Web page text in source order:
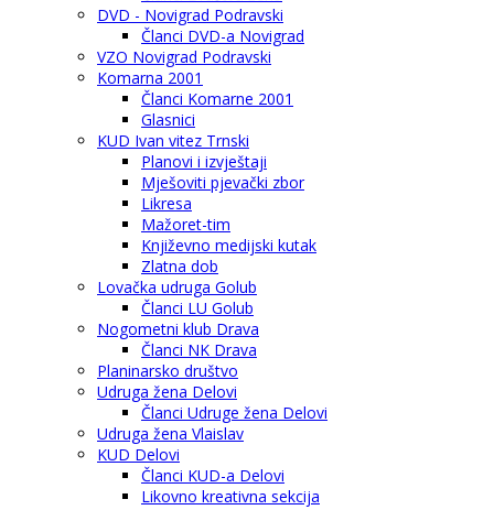
DVD - Novigrad Podravski
Članci DVD-a Novigrad
VZO Novigrad Podravski
Komarna 2001
Članci Komarne 2001
Glasnici
KUD Ivan vitez Trnski
Planovi i izvještaji
Mješoviti pjevački zbor
Likresa
Mažoret-tim
Književno medijski kutak
Zlatna dob
Lovačka udruga Golub
Članci LU Golub
Nogometni klub Drava
Članci NK Drava
Planinarsko društvo
Udruga žena Delovi
Članci Udruge žena Delovi
Udruga žena Vlaislav
KUD Delovi
Članci KUD-a Delovi
Likovno kreativna sekcija